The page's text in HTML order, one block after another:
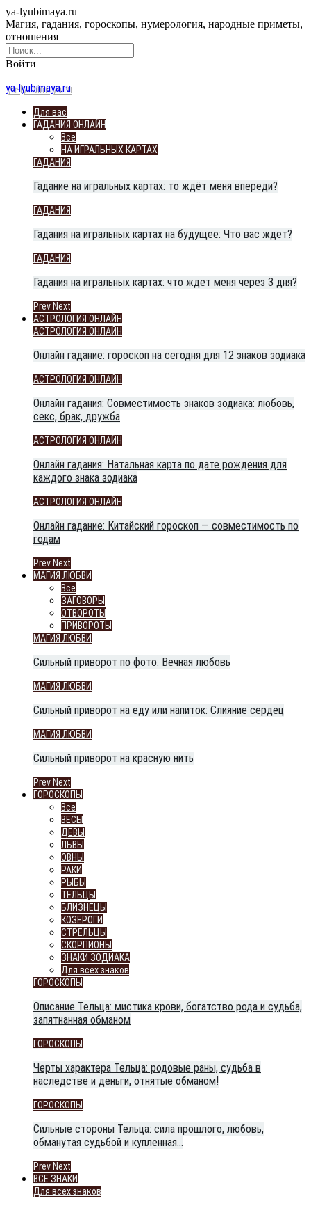
ya-lyubimaya.ru
Магия, гадания, гороскопы, нумерология, народные приметы,
отношения
Войти
ya-lyubimaya.ru
Для вас
ГАДАНИЯ ОНЛАЙН
Все
НА ИГРАЛЬНЫХ КАРТАХ
ГАДАНИЯ
Гадание на игральных картах: то ждёт меня впереди?
ГАДАНИЯ
Гадания на игральных картах на будущее: Что вас ждет?
ГАДАНИЯ
Гадания на игральных картах: что ждет меня через 3 дня?
Prev Next
АСТРОЛОГИЯ ОНЛАЙН
АСТРОЛОГИЯ ОНЛАЙН
Онлайн гадание: гороскоп на сегодня для 12 знаков зодиака
АСТРОЛОГИЯ ОНЛАЙН
Онлайн гадания: Совместимость знаков зодиака: любовь,
секс, брак, дружба
АСТРОЛОГИЯ ОНЛАЙН
Онлайн гадания: Натальная карта по дате рождения для
каждого знака зодиака
АСТРОЛОГИЯ ОНЛАЙН
Онлайн гадание: Китайский гороскоп — совместимость по
годам
Prev Next
МАГИЯ ЛЮБВИ
Все
ЗАГОВОРЫ
ОТВОРОТЫ
ПРИВОРОТЫ
МАГИЯ ЛЮБВИ
Сильный приворот по фото: Вечная любовь
МАГИЯ ЛЮБВИ
Сильный приворот на еду или напиток: Слияние сердец
МАГИЯ ЛЮБВИ
Сильный приворот на красную нить
Prev Next
ГОРОСКОПЫ
Все
ВЕСЫ
ДЕВЫ
ЛЬВЫ
ОВНЫ
РАКИ
РЫБЫ
ТЕЛЬЦЫ
БЛИЗНЕЦЫ
КОЗЕРОГИ
СТРЕЛЬЦЫ
СКОРПИОНЫ
ЗНАКИ ЗОДИАКА
Для всех знаков
ГОРОСКОПЫ
Описание Тельца: мистика крови, богатство рода и судьба,
запятнанная обманом
ГОРОСКОПЫ
Черты характера Тельца: родовые раны, судьба в
наследстве и деньги, отнятые обманом!
ГОРОСКОПЫ
Сильные стороны Тельца: сила прошлого, любовь,
обманутая судьбой и купленная…
Prev Next
ВСЕ ЗНАКИ
Для всех знаков